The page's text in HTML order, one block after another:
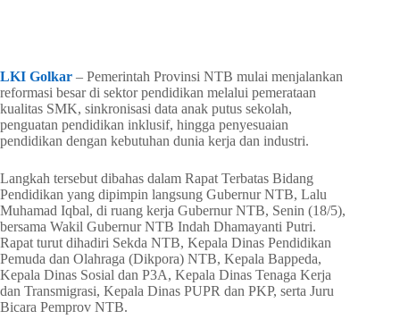
LKI Golkar – Pemerintah Provinsi NTB mulai menjalankan
reformasi besar di sektor pendidikan melalui pemerataan
kualitas SMK, sinkronisasi data anak putus sekolah,
penguatan pendidikan inklusif, hingga penyesuaian
pendidikan dengan kebutuhan dunia kerja dan industri.
Langkah tersebut dibahas dalam Rapat Terbatas Bidang
Pendidikan yang dipimpin langsung Gubernur NTB, Lalu
Muhamad Iqbal, di ruang kerja Gubernur NTB, Senin (18/5),
bersama Wakil Gubernur NTB Indah Dhamayanti Putri.
Rapat turut dihadiri Sekda NTB, Kepala Dinas Pendidikan
Pemuda dan Olahraga (Dikpora) NTB, Kepala Bappeda,
Kepala Dinas Sosial dan P3A, Kepala Dinas Tenaga Kerja
dan Transmigrasi, Kepala Dinas PUPR dan PKP, serta Juru
Bicara Pemprov NTB.